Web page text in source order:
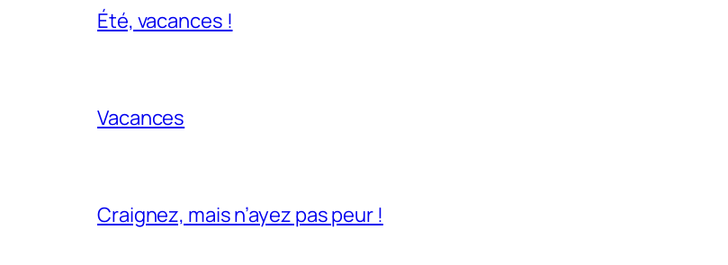
Été, vacances !
Vacances
Craignez, mais n’ayez pas peur !